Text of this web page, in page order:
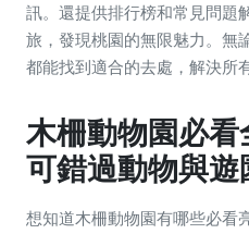
訊。還提供排行榜和常見問題
旅，發現桃園的無限魅力。無
都能找到適合的去處，解決所
木柵動物園必
可錯過動物與遊
想知道木柵動物園有哪些必看